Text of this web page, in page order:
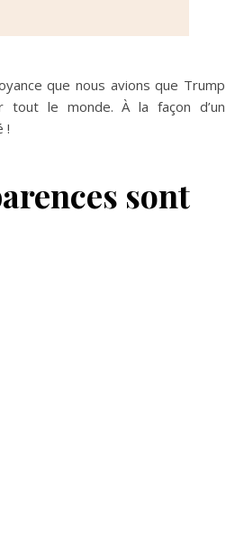
que nous avions que Trump
le monde. À la façon d’un
!
sont